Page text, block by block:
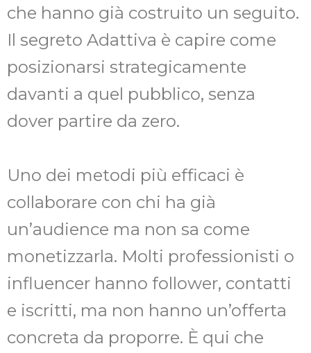
che hanno già costruito un seguito.
Il segreto Adattiva è capire come
posizionarsi strategicamente
davanti a quel pubblico, senza
dover partire da zero.
Uno dei metodi più efficaci è
collaborare con chi ha già
un’audience ma non sa come
monetizzarla. Molti professionisti o
influencer hanno follower, contatti
e iscritti, ma non hanno un’offerta
concreta da proporre. È qui che